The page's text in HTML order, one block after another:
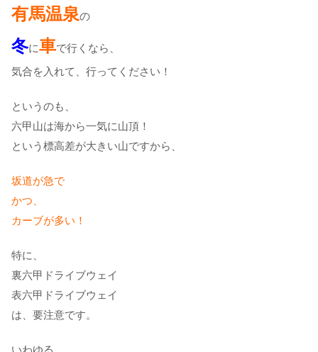
有馬温泉の
冬に車で行くなら、
気合を入れて、行ってください！
というのも、
六甲山は海から一気に山頂！
という標高差が大きい山ですから、
坂道が急で
かつ、
カーブが多い！
特に、
裏六甲ドライブウェイ
表六甲ドライブウェイ
は、要注意です。
いわゆる、